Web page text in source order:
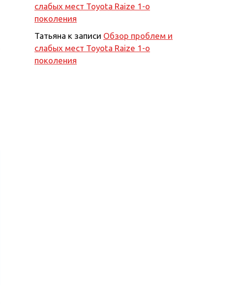
слабых мест Toyota Raize 1-о
поколения
Татьяна к записи Обзор проблем и
слабых мест Toyota Raize 1-о
поколения